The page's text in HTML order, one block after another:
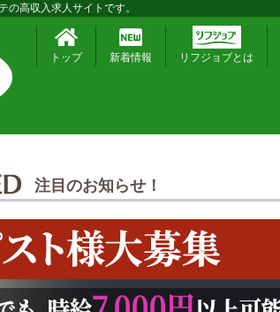
の高収入求人サイトです。
トップ 新着情報 リフジョブとは
注目のお知らせ！